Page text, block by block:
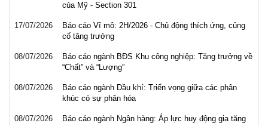
của Mỹ - Section 301
17/07/2026
Báo cáo Vĩ mô: 2H/2026 - Chủ động thích ứng, củng
cố tăng trưởng
08/07/2026
Báo cáo ngành BĐS Khu công nghiệp: Tăng trưởng về
“Chất” và “Lượng”
08/07/2026
Báo cáo ngành Dầu khí: Triển vọng giữa các phân
khúc có sự phân hóa
08/07/2026 Báo cáo ngành Ngân hàng: Áp lực huy động gia tăng